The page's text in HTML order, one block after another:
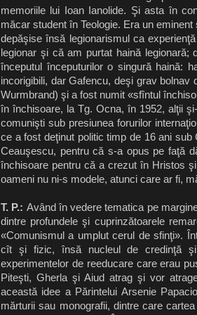
memoriile lui Ioan Ianolide. Şi asta în
măcar student în Teologie. Era un
depăşise însă legionarismul ca
legionar şi că am purtat haină
începutul începuturilor o singură haină:
incorigibili, dar Gafencu, deşi grav
Wurmbrand) şi a fost numit «sfîntul
în închisoare, la Tg. Ocna, în 1952, alţii
comunişti sub presiunea forurilor
ce a fost deţinut politic timp de 16 ani
Ceauşescu, pentru că s-a opus pe faţă
închisoare pentru că a crezut în Hristos
oameni nu ni-s modele, atunci care ar fi,
T. P.: Având în vedere tematica pe
dintre profundele şi cuprinzătoarele
«Comunismul a umplut cerul de sfinţi».
cît şi fizic, însă nucleul de credinţă
experimentelor de reeducare care erau
Piteşti, Gherla şi Aiud atrag şi vor
această idee a Părintelui Arsenie
mărturii sau monografii, dintre care